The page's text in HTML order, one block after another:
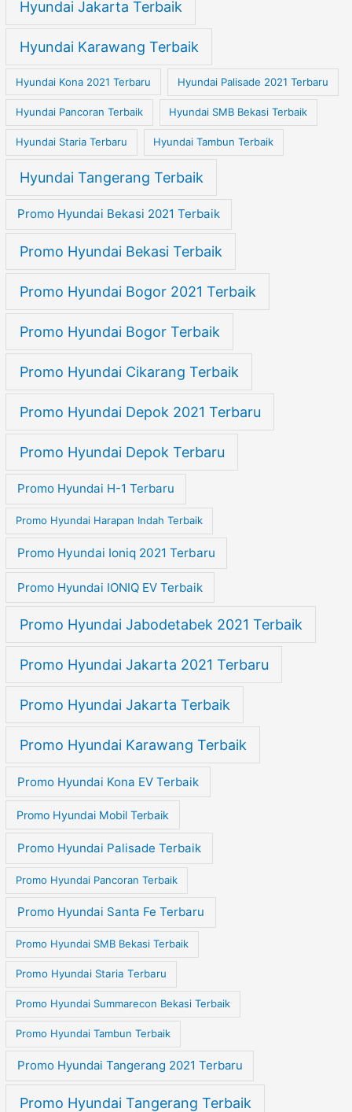
Hyundai Jakarta Terbaik
Hyundai Karawang Terbaik
Hyundai Kona 2021 Terbaru Hyundai Palisade 2021 Terbaru
Hyundai Pancoran Terbaik Hyundai SMB Bekasi Terbaik
Hyundai Staria Terbaru Hyundai Tambun Terbaik
Hyundai Tangerang Terbaik
Promo Hyundai Bekasi 2021 Terbaik
Promo Hyundai Bekasi Terbaik
Promo Hyundai Bogor 2021 Terbaik
Promo Hyundai Bogor Terbaik
Promo Hyundai Cikarang Terbaik
Promo Hyundai Depok 2021 Terbaru
Promo Hyundai Depok Terbaru
Promo Hyundai H-1 Terbaru
Promo Hyundai Harapan Indah Terbaik
Promo Hyundai Ioniq 2021 Terbaru
Promo Hyundai IONIQ EV Terbaik
Promo Hyundai Jabodetabek 2021 Terbaik
Promo Hyundai Jakarta 2021 Terbaru
Promo Hyundai Jakarta Terbaik
Promo Hyundai Karawang Terbaik
Promo Hyundai Kona EV Terbaik
Promo Hyundai Mobil Terbaik
Promo Hyundai Palisade Terbaik
Promo Hyundai Pancoran Terbaik
Promo Hyundai Santa Fe Terbaru
Promo Hyundai SMB Bekasi Terbaik
Promo Hyundai Staria Terbaru
Promo Hyundai Summarecon Bekasi Terbaik
Promo Hyundai Tambun Terbaik
Promo Hyundai Tangerang 2021 Terbaru
Promo Hyundai Tangerang Terbaik